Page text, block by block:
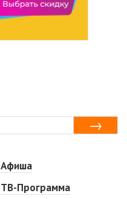
Афиша
ТВ-Программа